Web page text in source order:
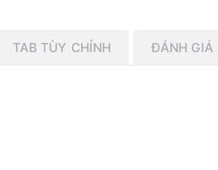
TAB TÙY CHỈNH ĐÁNH GIÁ